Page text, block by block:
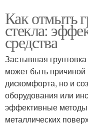
Как отмыть
стекла:
средства
Застывшая
может быть причиной
дискомфорта, но и
оборудования или
эффективные методы
металлических